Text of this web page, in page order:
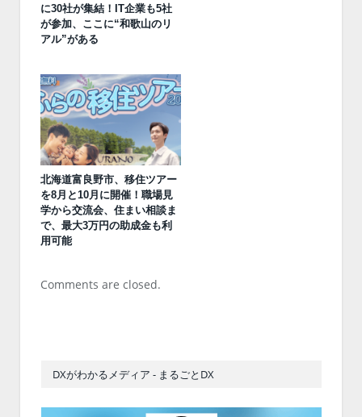
に30社が集結！IT企業も5社
が参加、ここに“和歌山のリ
アル”がある
北海道富良野市、移住ツアー
を8月と10月に開催！職場見
学から交流会、住まい相談ま
で、最大3万円の助成金も利
用可能
Comments are closed.
DXがわかるメディア - まるごとDX